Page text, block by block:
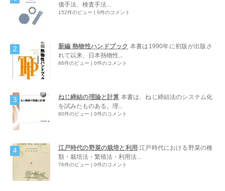
価手法、検査手法...
152件のビュー | 0件のコメント
新編 熱物性ハンドブック 本書は1990年に初版が出版さ
れて以来、日本熱物性...
86件のビュー | 0件のコメント
ねじ締結の理論と計算 本書は、ねじ締結法のシステム化
を試みたものある。理...
80件のビュー | 0件のコメント
江戸時代の野菜の栽培と利用 江戸時代における野菜の種
類・栽培法・繁殖法・利用法...
76件のビュー | 0件のコメント